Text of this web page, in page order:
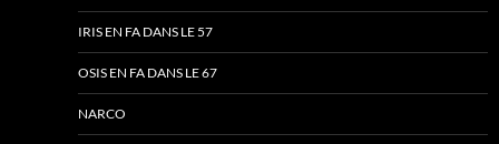
IRIS EN FA DANS LE 57
OSIS EN FA DANS LE 67
NARCO